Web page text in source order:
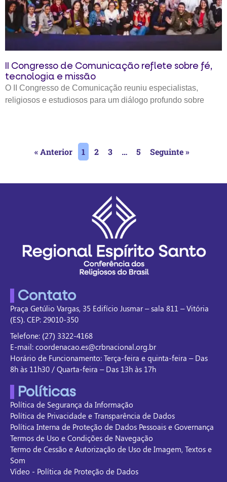
II Congresso de Comunicação reflete sobre fé,
tecnologia e missão
O II Congresso de Comunicação reuniu especialistas,
religiosos e estudiosos para um diálogo profundo sobre
« Anterior 1 2 3 … 5 Seguinte »
Contato
Praça Getúlio Vargas, 35 Edifício Jusmar – sala 811 – Vitória
(ES). CEP: 29010-350
Telefone: (27) 3322-4168
E-mail: coordenacao.es@crbnacional.org.br
Horário de Funcionamento: Terça-feira e quinta-feira – Das
8h às 11h30 / Quarta-feira – Das 13h às 17h
Políticas
Política de Segurança da Informação
Política de Privacidade e Transparência de Dados
Política Interna de Proteção de Dados Pessoais e Governança
Termos de Uso e Condições de Navegação
Termo de Cessão e Autorização de Uso de Imagem, Textos e
Som
Vídeo - Política de Proteção de Dados